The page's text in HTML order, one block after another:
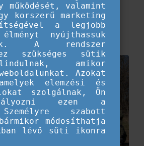
ifjúsági csere
2024.06.06.
Ifjúsági csere
működését, valamint
korszerű marketing
a legjobb
nyújthassuk
A rendszer
szükséges sütik
amikor
Azokat
elemzési és
szolgálnak, Ön
ezen a
szabott
módosíthatja
lévő süti ikonra